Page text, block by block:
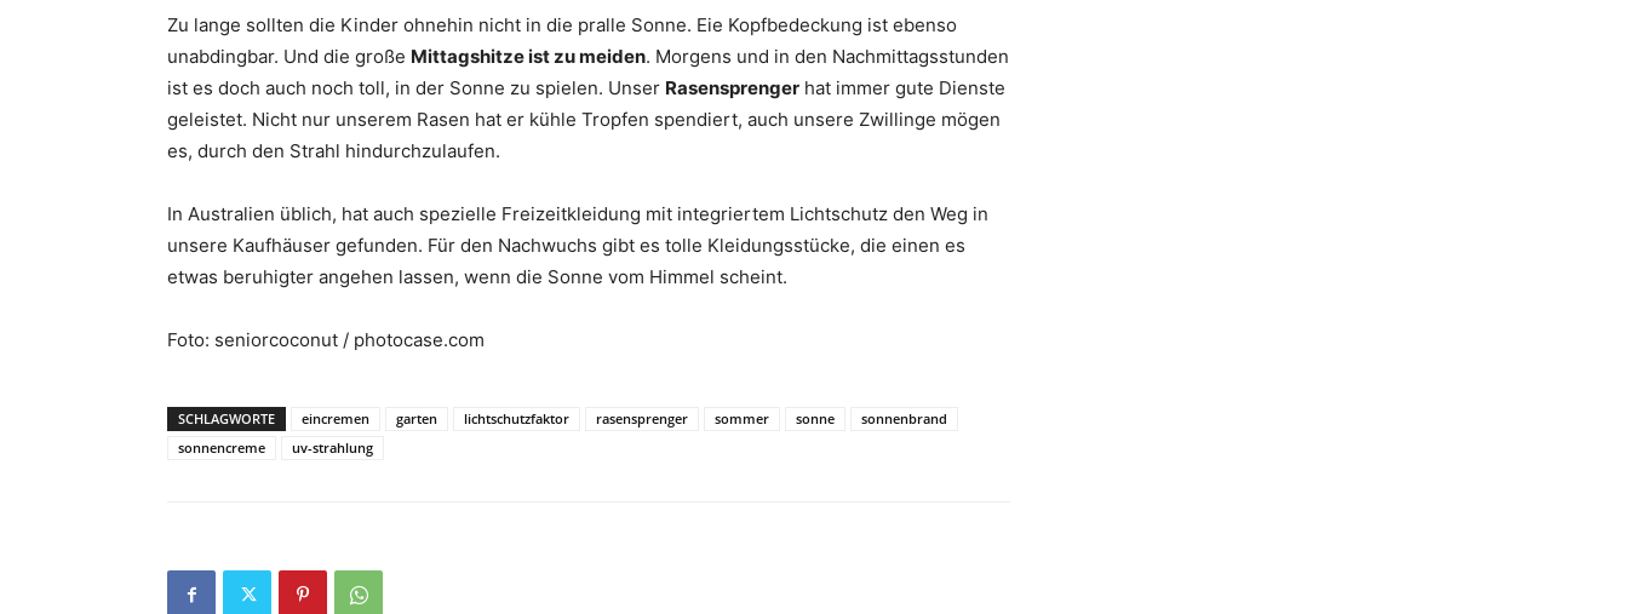
Zu lange sollten die Kinder ohnehin nicht in die pralle Sonne. Eie Kopfbedeckung ist ebenso
unabdingbar. Und die große Mittagshitze ist zu meiden. Morgens und in den Nachmittagsstunden
ist es doch auch noch toll, in der Sonne zu spielen. Unser Rasensprenger hat immer gute Dienste
geleistet. Nicht nur unserem Rasen hat er kühle Tropfen spendiert, auch unsere Zwillinge mögen
es, durch den Strahl hindurchzulaufen.
In Australien üblich, hat auch spezielle Freizeitkleidung mit integriertem Lichtschutz den Weg in
unsere Kaufhäuser gefunden. Für den Nachwuchs gibt es tolle Kleidungsstücke, die einen es
etwas beruhigter angehen lassen, wenn die Sonne vom Himmel scheint.
Foto: seniorcoconut / photocase.com
SCHLAGWORTE eincremen garten lichtschutzfaktor rasensprenger sommer sonne
sonnenbrand
sonnencreme
uv-strahlung